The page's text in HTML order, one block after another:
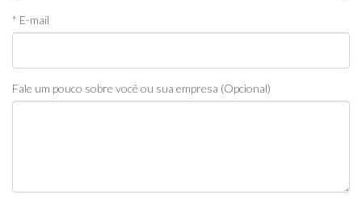
* E-mail
Fale um pouco sobre você ou sua empresa (Opcional)